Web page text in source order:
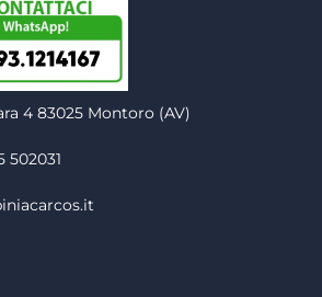
4 83025 Montoro (AV)
502031